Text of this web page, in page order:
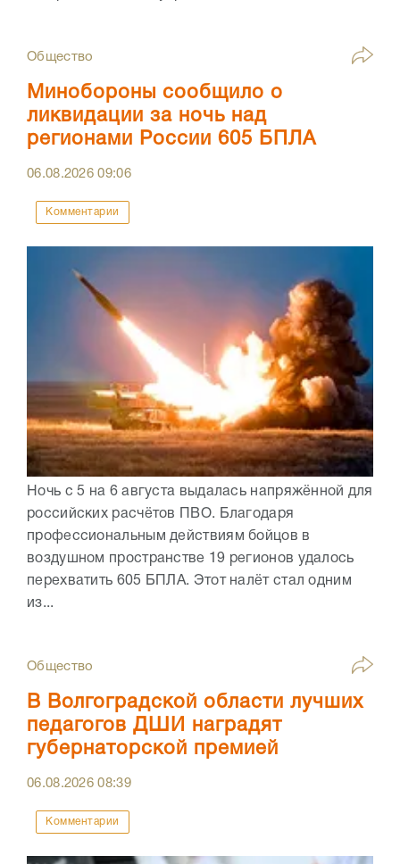
Общество
Минобороны сообщило о
ликвидации за ночь над
регионами России 605 БПЛА
06.08.202609:06
Комментарии
Ночь с 5 на 6 августа выдалась напряжённой для
российских расчётов ПВО. Благодаря
профессиональным действиям бойцов в
воздушном пространстве 19 регионов удалось
перехватить 605 БПЛА. Этот налёт стал одним
из...
Общество
В Волгоградской области лучших
педагогов ДШИ наградят
губернаторской премией
06.08.202608:39
Комментарии